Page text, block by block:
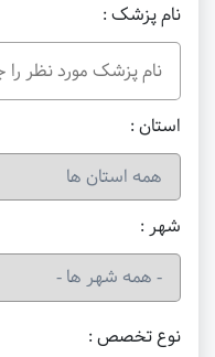
نام پزشک :
استان :
شهر :
نوع تخصص :